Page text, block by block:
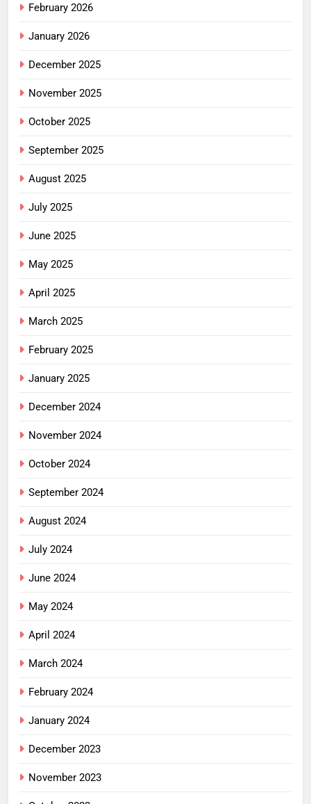
February 2026
January 2026
December 2025
November 2025
October 2025
September 2025
August 2025
July 2025
June 2025
May 2025
April 2025
March 2025
February 2025
January 2025
December 2024
November 2024
October 2024
September 2024
August 2024
July 2024
June 2024
May 2024
April 2024
March 2024
February 2024
January 2024
December 2023
November 2023